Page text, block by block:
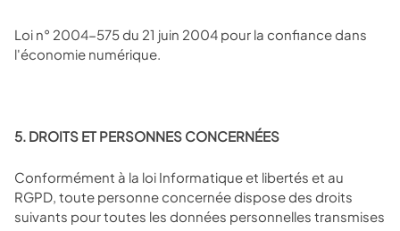
Loi n° 2004-575 du 21 juin 2004 pour la confiance dans
l'économie numérique.
‍5. DROITS ET PERSONNES CONCERNÉES
Conformément à la loi Informatique et libertés et au
RGPD, toute personne concernée dispose des droits
suivants pour toutes les données personnelles transmises